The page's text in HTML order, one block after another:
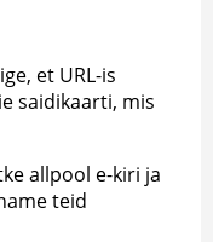
et URL-is
saidikaarti, mis
allpool e-kiri ja
teid